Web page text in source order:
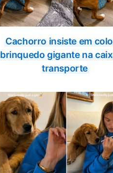
Cachorro insiste em
brinquedo gigante na
transporte